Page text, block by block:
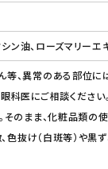
ン油、ローズマリーエ
、異常のある部位に
科医にご相談くださ
そのまま、化粧品類
色抜け（白斑等）や黒